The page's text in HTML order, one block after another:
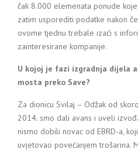
čak 8.000 elemenata ponude
zatim usporediti podatke nakon
ovome tjednu trebale izaći s
zainteresirane kompanije.
U kojoj je fazi izgradnja dijela
mosta preko Save?
Za dionicu Svilaj – Odžak od
2014. smo dali avans i uveli
nismo dobili novac od EBRD-a,
uvjetovao povećanjem trošarina.